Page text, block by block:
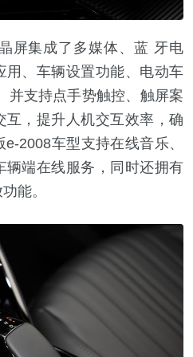
集成了多媒体、蓝 牙电
用、车辆设置功能、电动车
并支持点手势触控、触屏案
互，提升人机交互效率，确
2008车型支持在线音乐、
辆端在线服务，同时还拥有
能。